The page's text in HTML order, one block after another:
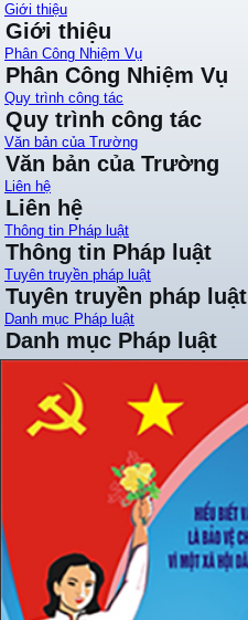
Giới thiệu
Giới thiệu
Phân Công Nhiệm Vụ
Phân Công Nhiệm Vụ
Quy trình công tác
Quy trình công tác
Văn bản của Trường
Văn bản của Trường
Liên hệ
Liên hệ
Thông tin Pháp luật
Thông tin Pháp luật
Tuyên truyền pháp luật
Tuyên truyền pháp luật
Danh mục Pháp luật
Danh mục Pháp luật